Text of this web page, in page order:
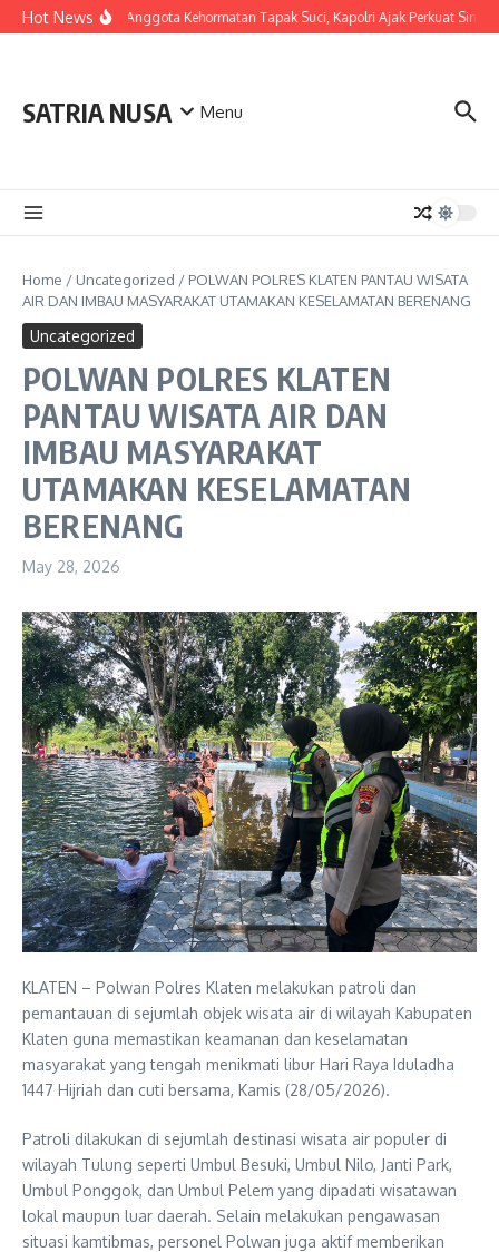
Skip to content
Hot News
LDianugerahi Anggota Kehormatan Tapak Suci, Kapolri Ajak Perkuat Sinergi
SATRIA NUSA Menu
Home / Uncategorized / POLWAN POLRES KLATEN PANTAU WISATA
AIR DAN IMBAU MASYARAKAT UTAMAKAN KESELAMATAN BERENANG
Uncategorized
POLWAN POLRES KLATEN
PANTAU WISATA AIR DAN
IMBAU MASYARAKAT
UTAMAKAN KESELAMATAN
BERENANG
May 28, 2026
KLATEN – Polwan Polres Klaten melakukan patroli dan
pemantauan di sejumlah objek wisata air di wilayah Kabupaten
Klaten guna memastikan keamanan dan keselamatan
masyarakat yang tengah menikmati libur Hari Raya Iduladha
1447 Hijriah dan cuti bersama, Kamis (28/05/2026).
Patroli dilakukan di sejumlah destinasi wisata air populer di
wilayah Tulung seperti Umbul Besuki, Umbul Nilo, Janti Park,
Umbul Ponggok, dan Umbul Pelem yang dipadati wisatawan
lokal maupun luar daerah. Selain melakukan pengawasan
situasi kamtibmas, personel Polwan juga aktif memberikan